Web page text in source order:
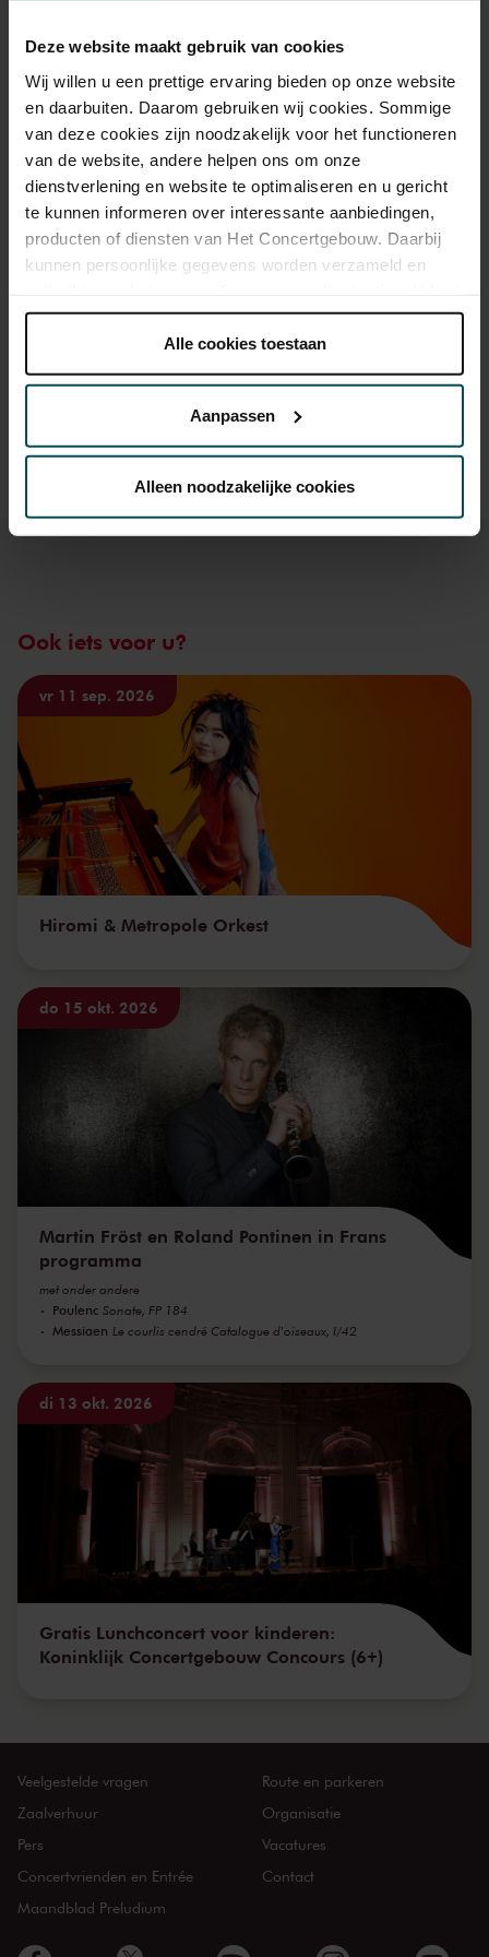
Deze website maakt gebruik van cookies
Wij willen u een prettige ervaring bieden op onze website
en daarbuiten. Daarom gebruiken wij cookies. Sommige
van deze cookies zijn noodzakelijk voor het functioneren
van de website, andere helpen ons om onze
dienstverlening en website te optimaliseren en u gericht
te kunnen informeren over interessante aanbiedingen,
producten of diensten van Het Concertgebouw. Daarbij
kunnen persoonlijke gegevens worden verzameld en
onder 'aanpassen' zelf welke cookies wij mogen
Lees onze cookieverklaring hier. Lees onze
Via decookieverklaringop onze website kunt u uw
Alle cookies toestaan
Aanpassen
Alleen noodzakelijke cookies
Standaard € 12,00
Als deelnemer van de VriendenLoterij bestelt u voor dit concert
kaarten met 50% korting.Meer informatie.
Drankjes zijn bij de prijs inbegrepen. Ben je jonger dan 30
online bestelflow beschikbaar.Meer informatie over
Prijzen zijn exclusief transactiekosten: € 5 per bestelling. Wilt
kassa@concertgebouw.nl of bel de Concertgebouwlijn op
020 – 671 83 45.
Ook iets voor u?
vr 11 sep. 2026
Hiromi & Metropole Orkest
do 15 okt. 2026
Martin Fröst en Roland Pontinen in Frans
programma
met onder andere
Poulenc Sonate, FP 184
Messiaen Le courlis cendré Catalogue d'oiseaux, I/42
di 13 okt. 2026
Gratis Lunchconcert voor kinderen:
Koninklijk Concertgebouw Concours (6+)
Veelgestelde vragen
Zaalverhuur
Pers
Concertvrienden en Entrée
Maandblad Preludium
Route en parkeren
Organisatie
Vacatures
Contact